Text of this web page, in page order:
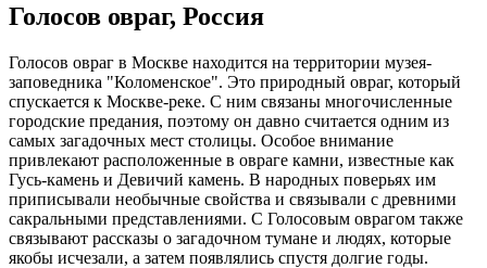
Голосов овраг, Россия
Голосов овраг в Москве находится на территории музея-
заповедника "Коломенское". Это природный овраг, который
спускается к Москве-реке. С ним связаны многочисленные
городские предания, поэтому он давно считается одним из
самых загадочных мест столицы. Особое внимание
привлекают расположенные в овраге камни, известные как
Гусь-камень и Девичий камень. В народных поверьях им
приписывали необычные свойства и связывали с древними
сакральными представлениями. С Голосовым оврагом также
связывают рассказы о загадочном тумане и людях, которые
якобы исчезали, а затем появлялись спустя долгие годы.